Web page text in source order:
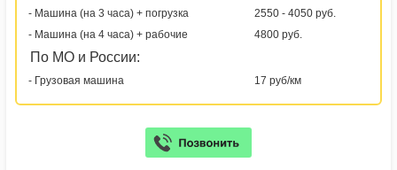
- Машина (на 3 часа) + погрузка
2550 - 4050 руб.
- Машина (на 4 часа) + рабочие
4800 руб.
По МО и России:
- Грузовая машина 17 руб/км